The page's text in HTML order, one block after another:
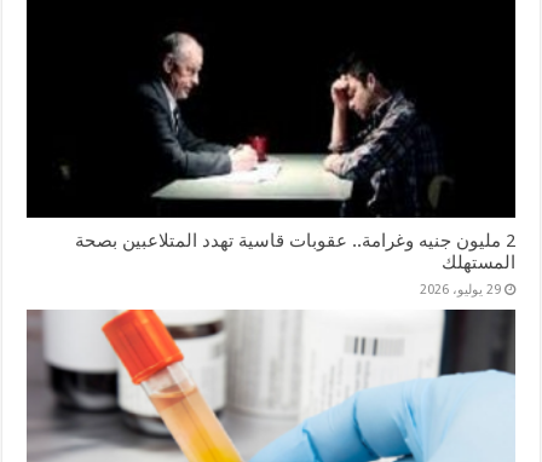
2 مليون جنيه وغرامة.. عقوبات قاسية تهدد المتلاعبين بصحة
المستهلك
29 يوليو، 2026